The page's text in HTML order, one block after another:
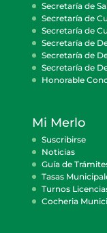
Secretaría de
Secretaría de
Secretaría de
Secretaría de
Secretaría de
Secretaría de
Honorable
Mi Merlo
Suscribirse
Noticias
Guía de
Tasas
Turnos
Cocheria